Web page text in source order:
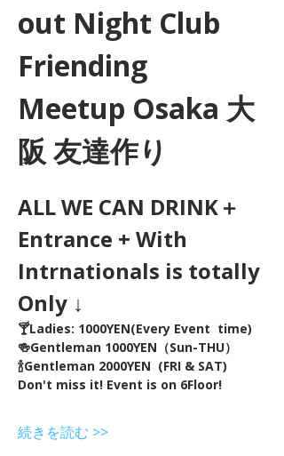
out Night Club
Friending
Meetup Osaka 大
阪 友達作り
ALL WE CAN DRINK＋
Entrance + With
Intrnationals is totally
Only ↓
🍸Ladies: 1000YEN(Every Event  time)
🍻Gentleman 1000YEN（Sun-THU）
🍾Gentleman 2000YEN  (FRI & SAT)
Don't miss it! Event is on 6Floor!
続きを読む >>